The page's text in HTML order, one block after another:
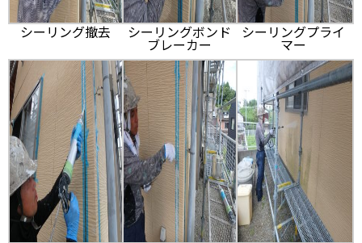
シーリング撤去 シーリングボンド
ブレーカー
シーリングプライ
マー